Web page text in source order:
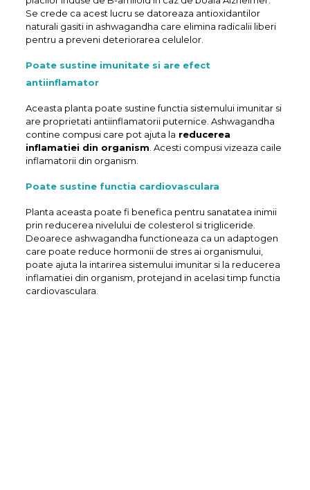
Se crede ca acest lucru se datoreaza antioxidantilor
naturali gasiti in ashwagandha care elimina radicalii liberi
pentru a preveni deteriorarea celulelor.
Poate sustine imunitate si are efect
antiinflamator
Aceasta planta poate sustine functia sistemului imunitar si
are proprietati antiinflamatorii puternice. Ashwagandha
contine compusi care pot ajuta la reducerea
inflamatiei din organism . Acesti compusi vizeaza caile
inflamatorii din organism.
Poate sustine functia cardiovasculara
Planta aceasta poate fi benefica pentru sanatatea inimii
prin reducerea nivelului de colesterol si trigliceride.
Deoarece ashwagandha functioneaza ca un adaptogen
care poate reduce hormonii de stres ai organismului,
poate ajuta la intarirea sistemului imunitar si la reducerea
inflamatiei din organism, protejand in acelasi timp functia
cardiovasculara.